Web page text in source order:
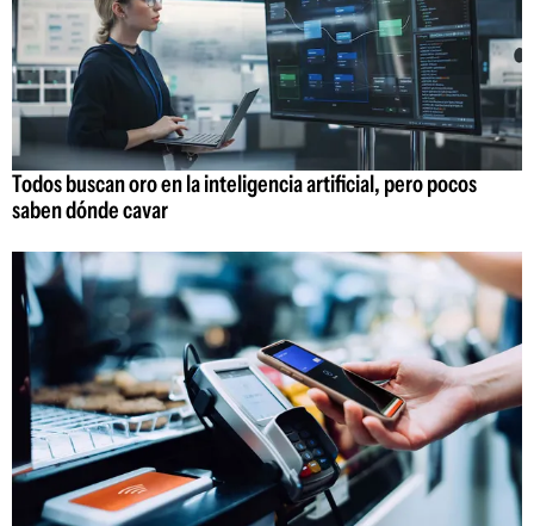
Todos buscan oro en la inteligencia artificial, pero pocos
saben dónde cavar